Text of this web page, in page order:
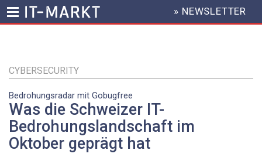
Inhalt
HEADER
MENU
» NEWSLETTER
CYBERSECURITY
Bedrohungsradar mit Gobugfree
Was die Schweizer IT-
Bedrohungslandschaft im
Oktober geprägt hat